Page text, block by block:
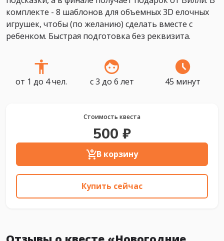
комплекте - 8 шаблонов для объемных 3D елочных
игрушек, чтобы (по желанию) сделать вместе с
ребенком. Быстрая подготовка без реквизита.
от 1 до 4 чел. с 3 до 6 лет 45 минут
Стоимость квеста
500 ₽
В корзину
Купить сейчас